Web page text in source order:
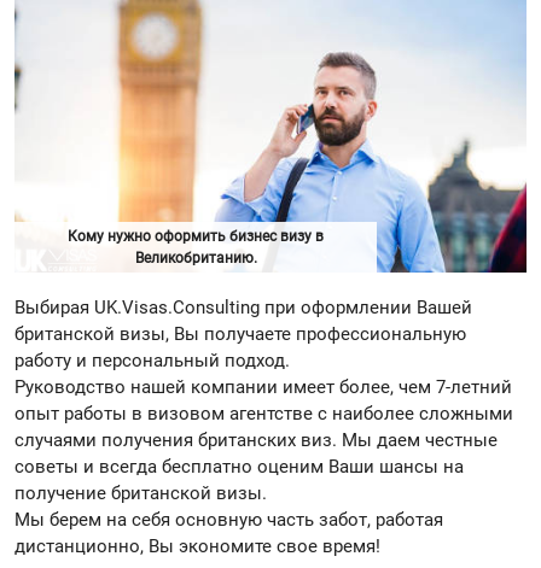
Кому нужно оформить бизнес визу в
Великобританию.
Выбирая UK.Visas.Consulting при оформлении Вашей
британской визы, Вы получаете профессиональную
работу и персональный подход.
Руководство нашей компании имеет более, чем 7-летний
опыт работы в визовом агентстве с наиболее сложными
случаями получения британских виз. Мы даем честные
советы и всегда бесплатно оценим Ваши шансы на
получение британской визы.
Мы берем на себя основную часть забот, работая
дистанционно, Вы экономите свое время!